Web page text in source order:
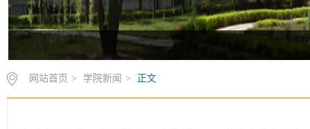
网站首页 > 学院新闻 > 正文